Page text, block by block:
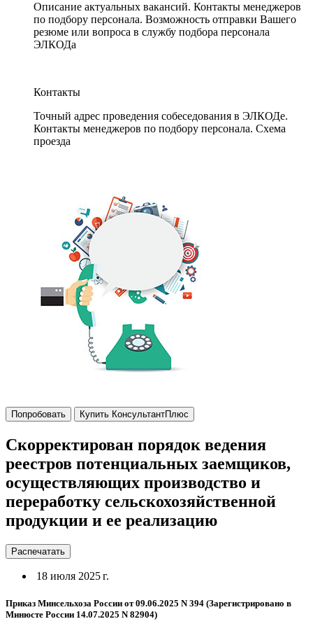
Описание актуальных вакансий. Контакты менеджеров
по подбору персонала. Возможность отправки Вашего
резюме или вопроса в службу подбора персонала
ЭЛКОДа
Контакты
Точный адрес проведения собеседования в ЭЛКОДе.
Контакты менеджеров по подбору персонала. Схема
проезда
Попробовать Купить КонсультантПлюс
Скорректирован порядок ведения
реестров потенциальных заемщиков,
осуществляющих производство и
переработку сельскохозяйственной
продукции и ее реализацию
Распечатать
18 июля 2025 г.
Приказ Минсельхоза России от 09.06.2025 N 394 (Зарегистрировано в
Минюсте России 14.07.2025 N 82904)